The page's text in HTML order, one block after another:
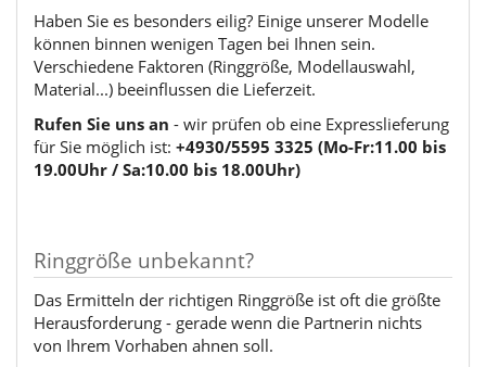
Haben Sie es besonders eilig? Einige unserer Modelle
können binnen wenigen Tagen bei Ihnen sein.
Verschiedene Faktoren (Ringgröße, Modellauswahl,
Material...) beeinflussen die Lieferzeit.
Rufen Sie uns an - wir prüfen ob eine Expresslieferung
für Sie möglich ist: +4930/5595 3325 (Mo-Fr:11.00 bis
19.00Uhr / Sa:10.00 bis 18.00Uhr)
Ringgröße unbekannt?
Das Ermitteln der richtigen Ringgröße ist oft die größte
Herausforderung - gerade wenn die Partnerin nichts
von Ihrem Vorhaben ahnen soll.